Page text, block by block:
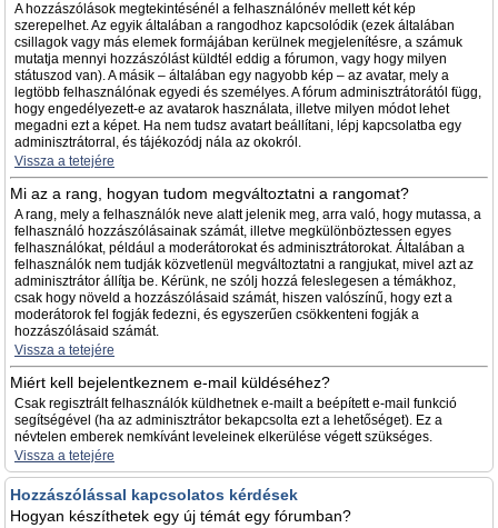
A hozzászólások megtekintésénél a felhasználónév mellett két kép
szerepelhet. Az egyik általában a rangodhoz kapcsolódik (ezek általában
csillagok vagy más elemek formájában kerülnek megjelenítésre, a számuk
mutatja mennyi hozzászólást küldtél eddig a fórumon, vagy hogy milyen
státuszod van). A másik – általában egy nagyobb kép – az avatar, mely a
legtöbb felhasználónak egyedi és személyes. A fórum adminisztrátorától függ,
hogy engedélyezett-e az avatarok használata, illetve milyen módot lehet
megadni ezt a képet. Ha nem tudsz avatart beállítani, lépj kapcsolatba egy
adminisztrátorral, és tájékozódj nála az okokról.
Vissza a tetejére
Mi az a rang, hogyan tudom megváltoztatni a rangomat?
A rang, mely a felhasználók neve alatt jelenik meg, arra való, hogy mutassa, a
felhasználó hozzászólásainak számát, illetve megkülönböztessen egyes
felhasználókat, például a moderátorokat és adminisztrátorokat. Általában a
felhasználók nem tudják közvetlenül megváltoztatni a rangjukat, mivel azt az
adminisztrátor állítja be. Kérünk, ne szólj hozzá feleslegesen a témákhoz,
csak hogy növeld a hozzászólásaid számát, hiszen valószínű, hogy ezt a
moderátorok fel fogják fedezni, és egyszerűen csökkenteni fogják a
hozzászólásaid számát.
Vissza a tetejére
Miért kell bejelentkeznem e-mail küldéséhez?
Csak regisztrált felhasználók küldhetnek e-mailt a beépített e-mail funkció
segítségével (ha az adminisztrátor bekapcsolta ezt a lehetőséget). Ez a
névtelen emberek nemkívánt leveleinek elkerülése végett szükséges.
Vissza a tetejére
Hozzászólással kapcsolatos kérdések
Hogyan készíthetek egy új témát egy fórumban?